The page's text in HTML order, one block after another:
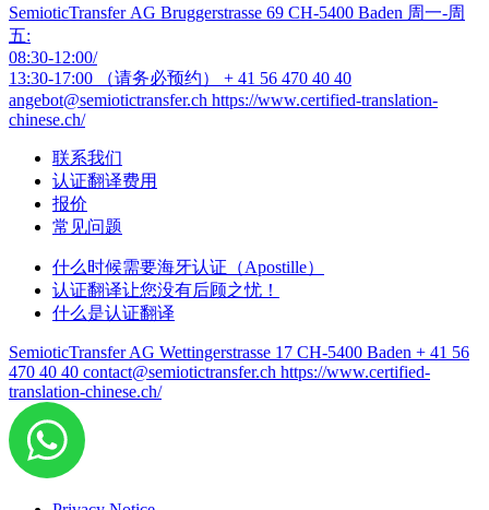
SemioticTransfer AG Bruggerstrasse 69 CH-5400 Baden 周一-周
五:
08:30-12:00/
13:30-17:00 （请务必预约） + 41 56 470 40 40
angebot@semiotictransfer.ch https://www.certified-translation-
chinese.ch/
联系我们
认证翻译费用
报价
常见问题
什么时候需要海牙认证（Apostille）
认证翻译让您没有后顾之忧！
什么是认证翻译
SemioticTransfer AG Wettingerstrasse 17 CH-5400 Baden + 41 56
470 40 40 contact@semiotictransfer.ch https://www.certified-
translation-chinese.ch/